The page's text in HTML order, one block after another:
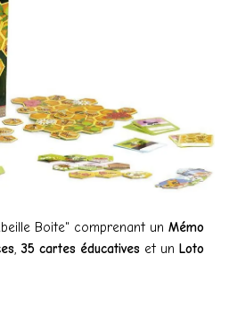
Boite" comprenant un Mémo
35 cartes éducatives et un Loto